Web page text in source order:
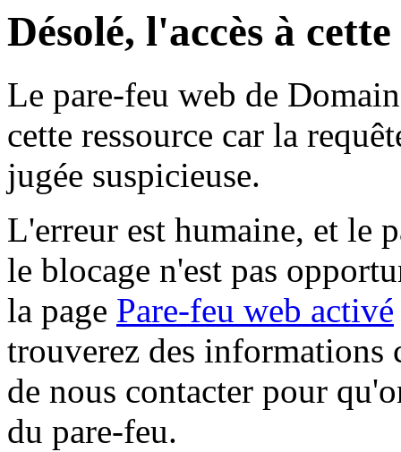
Désolé, l'accès à
Le pare-feu web de
cette ressource car la
jugée suspicieuse.
L'erreur est humaine, et le
le blocage n'est pas
la page Pare-feu web activé
trouverez des informations
de nous contacter pour
du pare-feu.